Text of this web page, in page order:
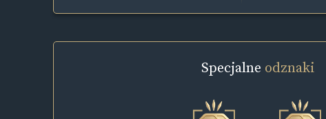
Specjalne odznaki